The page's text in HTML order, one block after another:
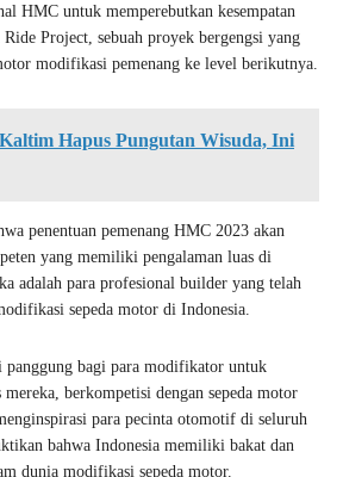
HMC untuk memperebutkan kesempatan
Project, sebuah proyek bergengsi yang
modifikasi pemenang ke level berikutnya.
Hapus Pungutan Wisuda, Ini
penentuan pemenang HMC 2023 akan
yang memiliki pengalaman luas di
adalah para profesional builder yang telah
sepeda motor di Indonesia.
panggung bagi para modifikator untuk
berkompetisi dengan sepeda motor
para pecinta otomotif di seluruh
bahwa Indonesia memiliki bakat dan
dunia modifikasi sepeda motor.